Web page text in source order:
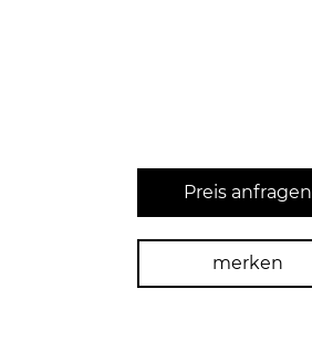
Preis anfragen
merken